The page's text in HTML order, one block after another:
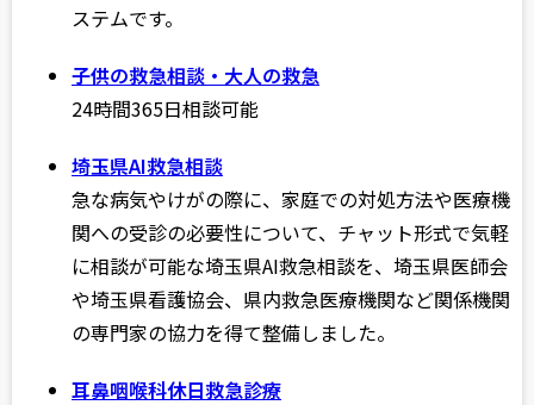
ステムです。
子供の救急相談・大人の救急
24時間365日相談可能
埼玉県AI救急相談
急な病気やけがの際に、家庭での対処方法や医療機
関への受診の必要性について、チャット形式で気軽
に相談が可能な埼玉県AI救急相談を、埼玉県医師会
や埼玉県看護協会、県内救急医療機関など関係機関
の専門家の協力を得て整備しました。
耳鼻咽喉科休日救急診療